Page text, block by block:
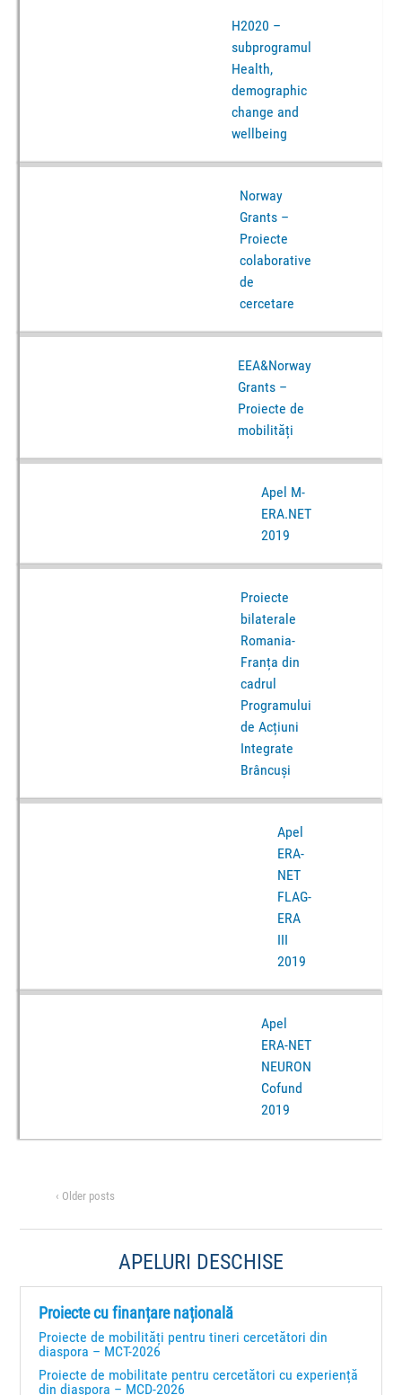
H2020 –
subprogramul
Health,
demographic
change and
wellbeing
Norway
Grants –
Proiecte
colaborative
de
cercetare
EEA&Norway
Grants –
Proiecte de
mobilități
Apel M-
ERA.NET
2019
Proiecte
bilaterale
Romania-
Franța din
cadrul
Programului
de Acțiuni
Integrate
Brâncuși
Apel
ERA-
NET
FLAG-
ERA
III
2019
Apel
ERA-NET
NEURON
Cofund
2019
‹ Older posts
APELURI DESCHISE
Proiecte cu finanțare națională
Proiecte de mobilități pentru tineri cercetători din
diaspora – MCT-2026
Proiecte de mobilitate pentru cercetători cu experiență
din diaspora – MCD-2026